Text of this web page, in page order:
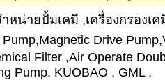
หน่ายปั้มเคมี ,เครื่องกรองเ
Drive
Filter ,Air Operate
Pump, KUOBAO , GML ,